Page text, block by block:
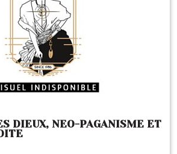
DIEUX, NEO-PAGANISME ET